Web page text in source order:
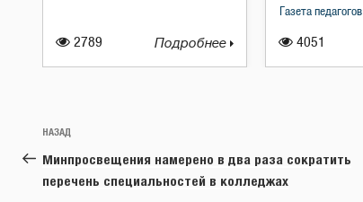
2789 Подробнее 4051
Газета педагогов
Навигация
по
записям
Предыдущая
запись:
НАЗАД
Минпросвещения намерено в два раза сократить
перечень специальностей в колледжах